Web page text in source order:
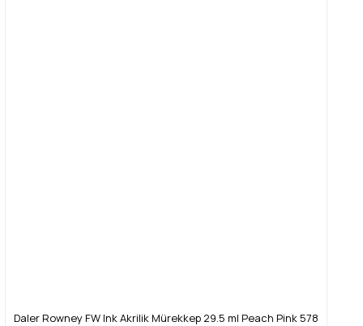
Daler Rowney FW Ink Akrilik Mürekkep 29.5 ml Peach Pink 578